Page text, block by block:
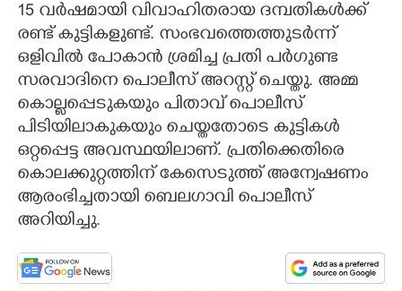
15 വർഷമായി വിവാഹിതരായ ദമ്പതികൾക്ക്
രണ്ട് കുട്ടികളുണ്ട്. സംഭവത്തെത്തുടർന്ന്
ഒളിവിൽ പോകാൻ ശ്രമിച്ച പ്രതി പർഗുണ്ട
സരവാദിനെ പൊലീസ് അറസ്റ്റ് ചെയ്തു. അമ്മ
കൊല്ലപ്പെടുകയും പിതാവ് പൊലീസ്
പിടിയിലാകുകയും ചെയ്തതോടെ കുട്ടികൾ
ഒറ്റപ്പെട്ട അവസ്ഥയിലാണ്. പ്രതിക്കെതിരെ
കൊലക്കുറ്റത്തിന് കേസെടുത്ത് അന്വേഷണം
ആരംഭിച്ചതായി ബെലഗാവി പൊലീസ്
അറിയിച്ചു.